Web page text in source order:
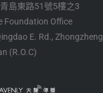
島東路51號5樓之3
Foundation Office
E. Rd.,
(R.O.C)